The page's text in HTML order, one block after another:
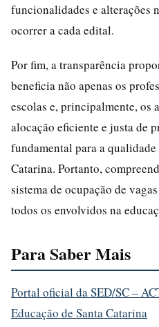
funcionalidades e alterações
ocorrer a cada edital.
Por fim, a transparência
beneficia não apenas os
escolas e, principalmente, os
alocação eficiente e justa de
fundamental para a
Catarina. Portanto,
sistema de ocupação de
todos os envolvidos na
Para Saber Mais
Portal oficial da SED/SC –
Educação de Santa Catarina